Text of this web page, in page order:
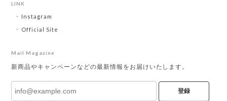
LINK
Instagram
Official Site
Mail Magazine
新商品やキャンペーンなどの最新情報をお届けいたします。
登録